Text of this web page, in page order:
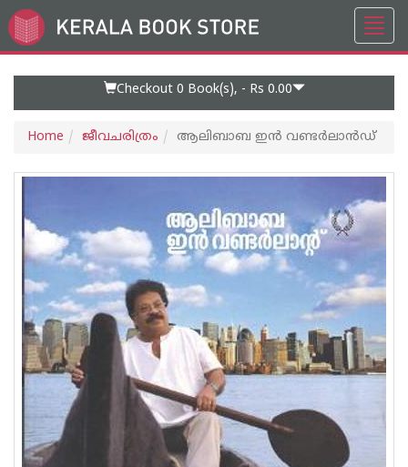
Go
to
Checkout 0 Book(s), - Rs 0.00
Home ജീവചരിത്രം ആലിബാബ ഇന്‍ വണ്ടര്‍ലാന്‍ഡ്